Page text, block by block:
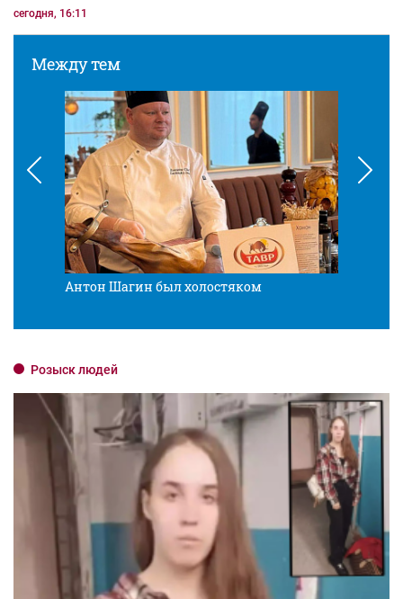
сегодня, 16:11
Между тем
Антон Шагин был холостяком
Розыск людей